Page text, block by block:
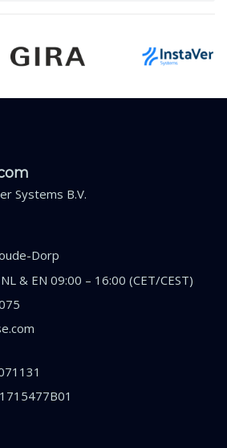
Systems B.V.
Dorp
& EN 09:00 – 16:00 (CET/CEST)